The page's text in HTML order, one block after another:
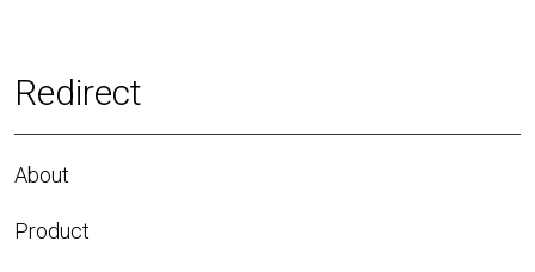
Redirect
About
Product